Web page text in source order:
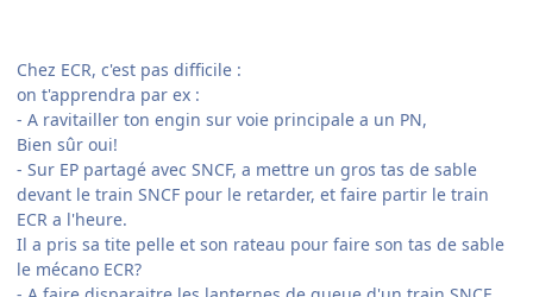
Chez ECR, c'est pas difficile :
on t'apprendra par ex :
- A ravitailler ton engin sur voie principale a un PN,
Bien sûr oui!
- Sur EP partagé avec SNCF, a mettre un gros tas de sable
devant le train SNCF pour le retarder, et faire partir le train
ECR a l'heure.
Il a pris sa tite pelle et son rateau pour faire son tas de sable
le mécano ECR?